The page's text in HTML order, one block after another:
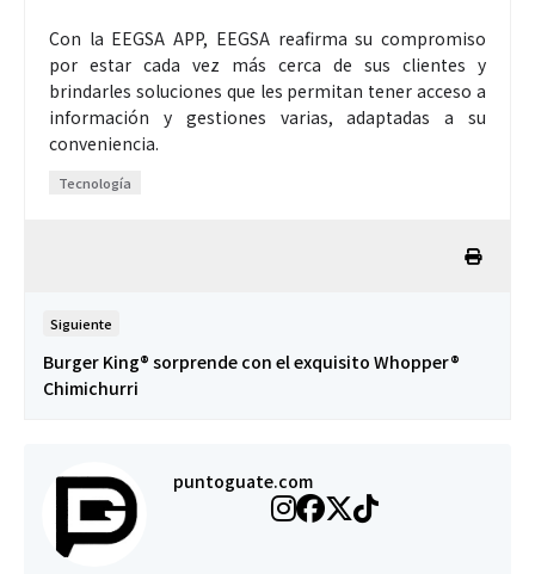
Con la EEGSA APP, EEGSA reafirma su compromiso
por estar cada vez más cerca de sus clientes y
brindarles soluciones que les permitan tener acceso a
información y gestiones varias, adaptadas a su
conveniencia.
Tecnología
Siguiente
Burger King® sorprende con el exquisito Whopper®
Chimichurri
puntoguate.com